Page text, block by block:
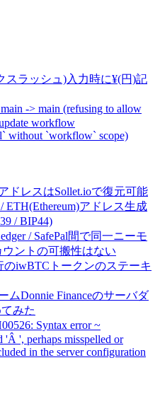
スラッシュ)入力時に¥(円)記
-> main (refusing to allow
workflow
without `workflow` scope)
ドレスはSollet.ioで復元可能
ETH(Ethereum)アドレス生成
/ BIP44)
/ SafePal間で同一ニーモ
ントの可搬性はない
のiwBTCトークンのステーキ
ムDonnie Financeのサーバダ
みた
Syntax error ~
', perhaps misspelled or
in the server configuration